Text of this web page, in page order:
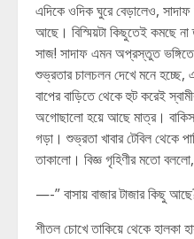
এদিকে ওদিক ঘুরে বেড়ালেও,
আছে। বিস্মিয়টা কিছুতেই কমছে
সাজ! সাদাফ এমন অপ্রস্তুত ভঙ্গিতে
শুভ্রতার চালচলন দেখে মনে হচ্ছে,
বাপের বাড়িতে থেকে হুট করেই
অগোছালো হয়ে আছে মাত্র।
গড়া। শুভ্রতা খাবার টেবিল থেকে
তাকালো। বিজ্ঞ গৃহিণীর মতো বললো,
—-” বাসায় বাজার টাজার কিছু
শীতল চোখে তাকিয়ে থেকে